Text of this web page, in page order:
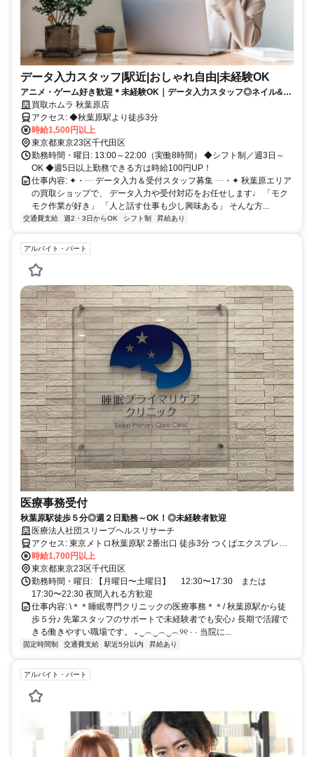
データ入力スタッフ|駅近|おしゃれ自由|未経験OK
アニメ・ゲーム好き歓迎＊未経験OK｜データ入力スタッフ◎ネイル&服
装自由｜秋葉原駅チカ｜週3〜OK＊
買取ホムラ 秋葉原店
アクセス: ◆秋葉原駅より徒歩3分
時給1,500円以上
東京都東京23区千代田区
勤務時間・曜日: 13:00～22:00（実働8時間） ◆シフト制／週3日～
OK ◆週5日以上勤務できる方は時給100円UP！
仕事内容: ✦・┈ データ入力＆受付スタッフ募集 ┈・✦ 秋葉原エリア
の買取ショップで、 データ入力や受付対応をお任せします♩ 「モク
モク作業が好き」 「人と話す仕事も少し興味ある」 そんな方...
交通費支給 週2・3日からOK シフト制 昇給あり
アルバイト・パート
医療事務受付
秋葉原駅徒歩５分◎週２日勤務～OK！◎未経験者歓迎
医療法人社団スリープヘルスリサーチ
アクセス: 東京メトロ秋葉原駅 2番出口 徒歩3分 つくばエクスプレス
秋葉原駅 A3出口 徒歩4分 JR 秋葉原駅 昭和通り口 徒歩4分 / 中央口 徒
歩5分 東京メトロ銀座線 末広町駅 1番出口 徒歩7分 都営地下鉄 岩本
町駅 A3出口 徒歩8分
時給1,700円以上
東京都東京23区千代田区
勤務時間・曜日: 【月曜日〜土曜日】 12:30〜17:30 または
17:30〜22:30 夜間入れる方歓迎
仕事内容: \＊＊睡眠専門クリニックの医療事務＊＊/ 秋葉原駅から徒
歩５分♪ 先輩スタッフのサポートで未経験者でも安心♪ 長期で活躍で
きる働きやすい職場です。 ₊ ‿︵‿︵‿︵୨୧ · · 当院に...
固定時間制 交通費支給 駅近5分以内 昇給あり
アルバイト・パート